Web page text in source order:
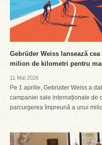
Gebrüder Weiss lansează
milion de kilometri pentru
11 Mai 2026
Pe 1 aprilie, Gebrüder Weiss a
campaniei sale internaționale de
parcurgerea împreună a unui